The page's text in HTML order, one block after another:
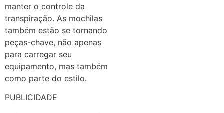
manter o controle da
transpiração. As mochilas
também estão se tornando
peças-chave, não apenas
para carregar seu
equipamento, mas também
como parte do estilo.
PUBLICIDADE